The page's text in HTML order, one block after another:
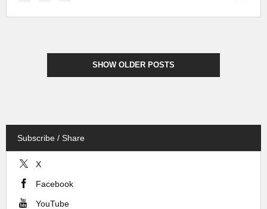
SHOW OLDER POSTS
Subscribe / Share
X
Facebook
YouTube